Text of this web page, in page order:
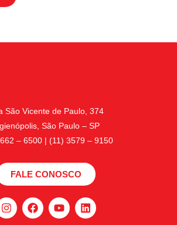
São Vicente de Paulo, 374
São Paulo – SP
– 6500 | (11) 3579 – 9150
FALE CONOSCO